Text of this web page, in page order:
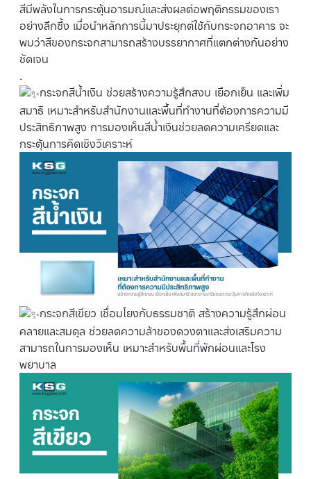
สีมีพลังในการกระตุ้นอารมณ์และส่งผลต่อพฤติกรรมของเรา
อย่างลึกซึ้ง เมื่อนำหลักการนี้มาประยุกต์ใช้กับกระจกอาคาร จะ
พบว่าสีของกระจกสามารถสร้างบรรยากาศที่แตกต่างกันอย่าง
ชัดเจน
.
กระจกสีน้ำเงิน ช่วยสร้างความรู้สึกสงบ เยือกเย็น และเพิ่ม
สมาธิ เหมาะสำหรับสำนักงานและพื้นที่ทำงานที่ต้องการความมี
ประสิทธิภาพสูง การมองเห็นสีน้ำเงินช่วยลดความเครียดและ
กระตุ้นการคิดเชิงวิเคราะห์
กระจกสีเขียว เชื่อมโยงกับธรรมชาติ สร้างความรู้สึกผ่อน
คลายและสมดุล ช่วยลดความล้าของดวงตาและส่งเสริมความ
สามารถในการมองเห็น เหมาะสำหรับพื้นที่พักผ่อนและโรง
พยาบาล